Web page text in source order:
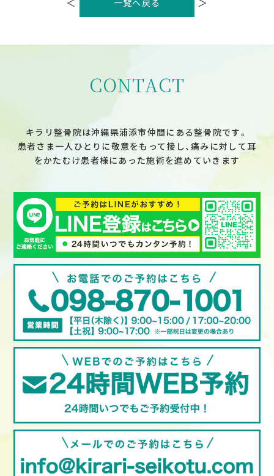
ー
CONTACT
キラリ整骨院は沖縄県浦添市仲間にある整骨院です。
患者さま一人ひとりに敬意をもって接し、痛みに対して耳
をかたむけ患者様にあった施術を進めていきます